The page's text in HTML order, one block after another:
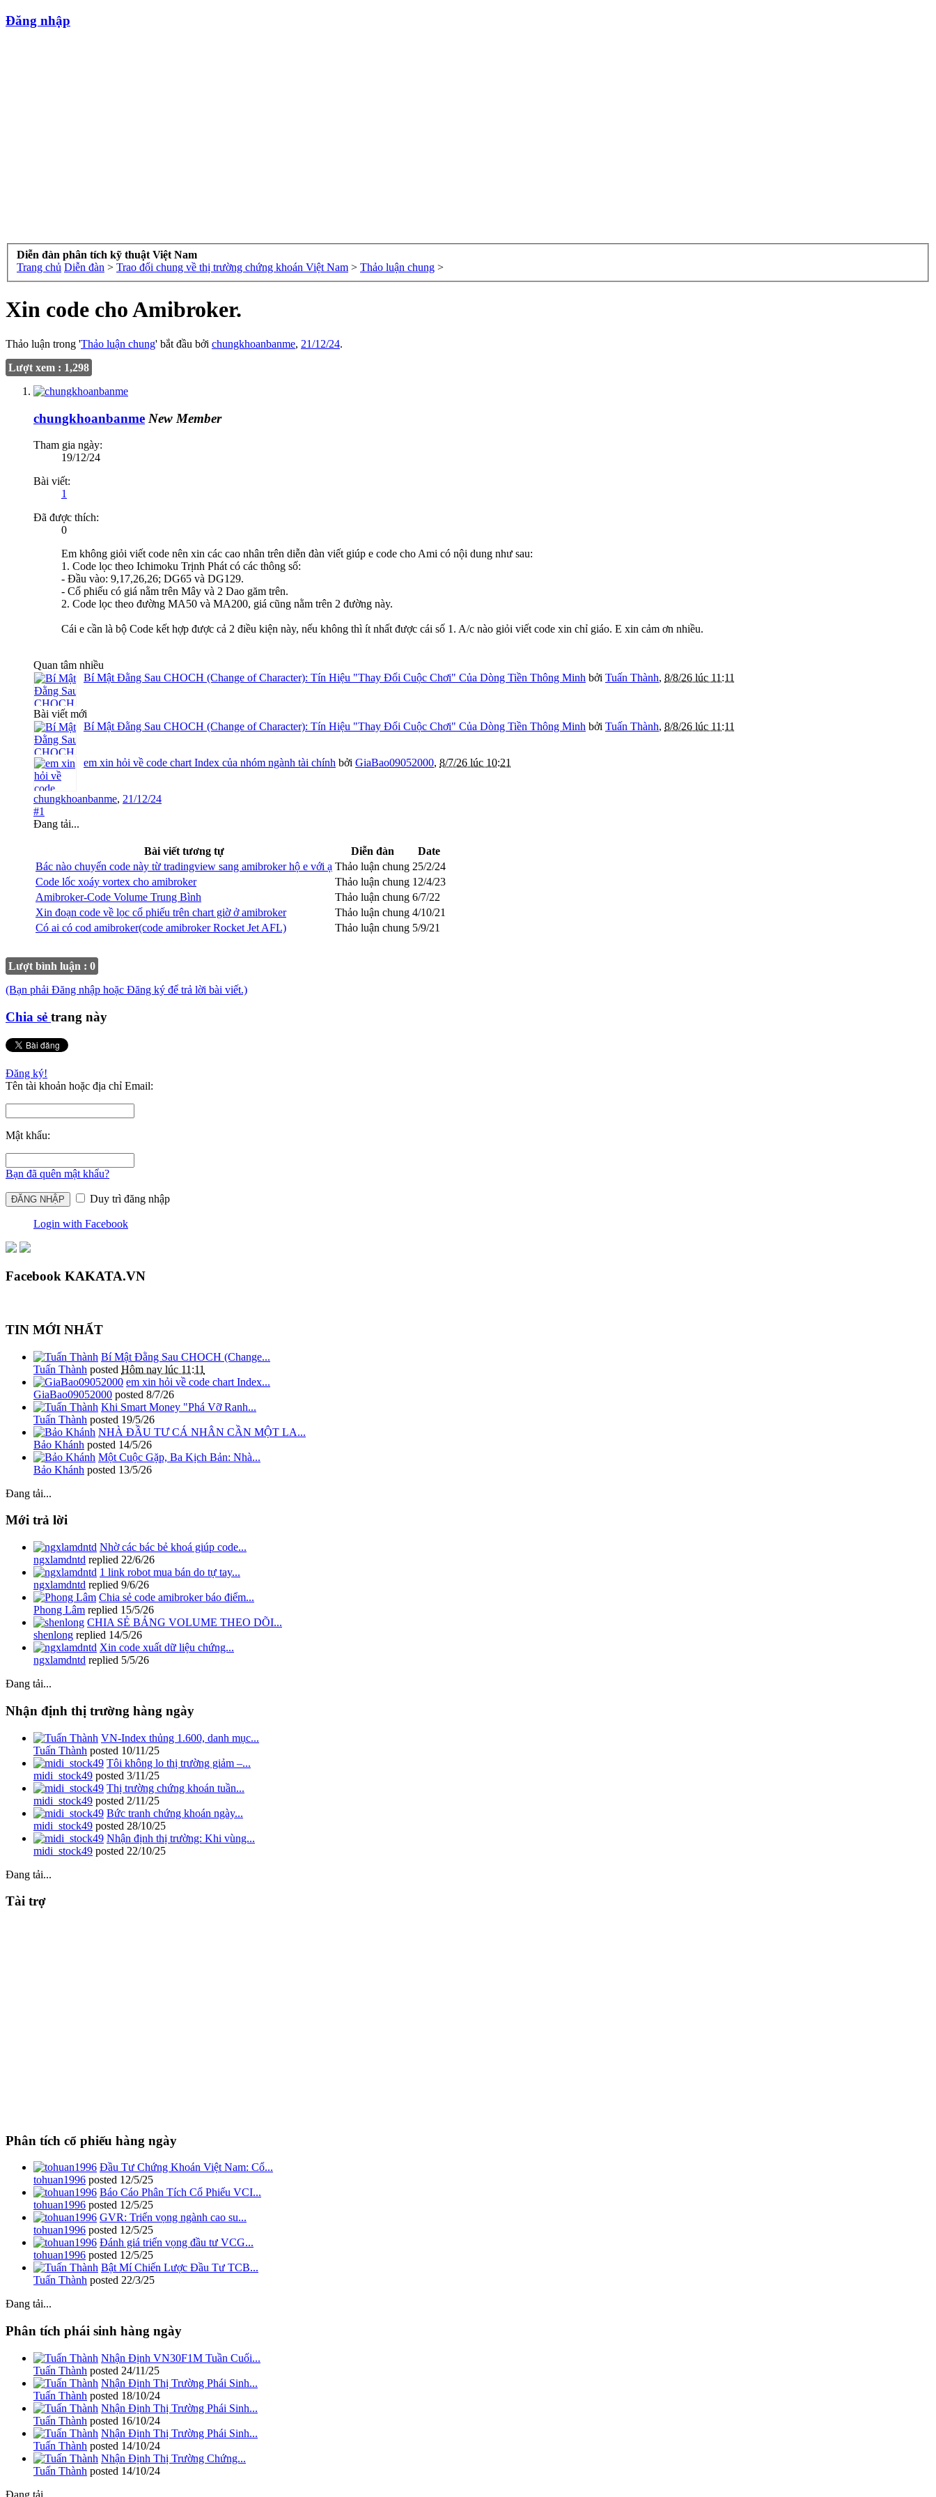
Đăng nhập
Diễn đàn phân tích kỹ thuật Việt Nam
Trang chủ Diễn đàn > Trao đổi chung về thị trường chứng khoán Việt Nam > Thảo luận chung >
Xin code cho Amibroker.
Thảo luận trong 'Thảo luận chung' bắt đầu bởi chungkhoanbanme, 21/12/24.
Lượt xem : 1,298
chungkhoanbanme New Member
Tham gia ngày:
19/12/24
Bài viết:
1
Đã được thích:
0
Em không giỏi viết code nên xin các cao nhân trên diễn đàn viết giúp e code cho Ami có nội dung như sau:
1. Code lọc theo Ichimoku Trịnh Phát có các thông số:
- Đầu vào: 9,17,26,26; DG65 và DG129.
- Cổ phiếu có giá nằm trên Mây và 2 Dao găm trên.
2. Code lọc theo đường MA50 và MA200, giá cũng nằm trên 2 đường này.
Cái e cần là bộ Code kết hợp được cả 2 điều kiện này, nếu không thì ít nhất được cái số 1. A/c nào giỏi viết code xin chỉ giáo. E xin cảm ơn nhiều.
Quan tâm nhiều
Bí Mật Đằng Sau CHOCH (Change of Character): Tín Hiệu "Thay Đổi Cuộc Chơi" Của Dòng Tiền Thông Minh bởi Tuấn Thành, 8/8/26 lúc 11:11
Bài viết mới
Bí Mật Đằng Sau CHOCH (Change of Character): Tín Hiệu "Thay Đổi Cuộc Chơi" Của Dòng Tiền Thông Minh bởi Tuấn Thành, 8/8/26 lúc 11:11
em xin hỏi về code chart Index của nhóm ngành tài chính bởi GiaBao09052000, 8/7/26 lúc 10:21
chungkhoanbanme, 21/12/24
#1
Đang tải...
Bài viết tương tự Diễn đàn
Date
Bác nào chuyển code này từ tradingview sang amibroker hộ e với ạ Thảo luận chung 25/2/24
Code lốc xoáy vortex cho amibroker
Thảo luận chung 12/4/23
Amibroker-Code Volume Trung Bình
Thảo luận chung 6/7/22
Xin đoạn code về lọc cổ phiếu trên chart giờ ở amibroker
Thảo luận chung 4/10/21
Có ai có cod amibroker(code amibroker Rocket Jet AFL)
Thảo luận chung 5/9/21
Lượt bình luận : 0
(Bạn phải Đăng nhập hoặc Đăng ký để trả lời bài viết.)
Chia sẻ trang này
Đăng ký!
Tên tài khoản hoặc địa chỉ Email:
Mật khẩu:
Bạn đã quên mật khẩu?
Duy trì đăng nhập
Login with Facebook
Facebook KAKATA.VN
TIN MỚI NHẤT
Bí Mật Đằng Sau CHOCH (Change...
Tuấn Thành posted Hôm nay lúc 11:11
em xin hỏi về code chart Index...
GiaBao09052000 posted 8/7/26
Khi Smart Money "Phá Vỡ Ranh...
Tuấn Thành posted 19/5/26
NHÀ ĐẦU TƯ CÁ NHÂN CẦN MỘT LA...
Bảo Khánh posted 14/5/26
Một Cuộc Gặp, Ba Kịch Bản: Nhà...
Bảo Khánh posted 13/5/26
Đang tải...
Mới trả lời
Nhờ các bác bẻ khoá giúp code...
ngxlamdntd replied 22/6/26
1 link robot mua bán do tự tay...
ngxlamdntd replied 9/6/26
Chia sẻ code amibroker báo điểm...
Phong Lâm replied 15/5/26
CHIA SẺ BẢNG VOLUME THEO DÕI...
shenlong replied 14/5/26
Xin code xuất dữ liệu chứng...
ngxlamdntd replied 5/5/26
Đang tải...
Nhận định thị trường hàng ngày
VN-Index thủng 1.600, danh mục...
Tuấn Thành posted 10/11/25
Tôi không lo thị trường giảm –...
midi_stock49 posted 3/11/25
Thị trường chứng khoán tuần...
midi_stock49 posted 2/11/25
Bức tranh chứng khoán ngày...
midi_stock49 posted 28/10/25
Nhận định thị trường: Khi vùng...
midi_stock49 posted 22/10/25
Đang tải...
Tài trợ
Phân tích cổ phiếu hàng ngày
Đầu Tư Chứng Khoán Việt Nam: Cổ...
tohuan1996 posted 12/5/25
Báo Cáo Phân Tích Cổ Phiếu VCI...
tohuan1996 posted 12/5/25
GVR: Triển vọng ngành cao su...
tohuan1996 posted 12/5/25
Đánh giá triển vọng đầu tư VCG...
tohuan1996 posted 12/5/25
Bật Mí Chiến Lược Đầu Tư TCB...
Tuấn Thành posted 22/3/25
Đang tải...
Phân tích phái sinh hàng ngày
Nhận Định VN30F1M Tuần Cuối...
Tuấn Thành posted 24/11/25
Nhận Định Thị Trường Phái Sinh...
Tuấn Thành posted 18/10/24
Nhận Định Thị Trường Phái Sinh...
Tuấn Thành posted 16/10/24
Nhận Định Thị Trường Phái Sinh...
Tuấn Thành posted 14/10/24
Nhận Định Thị Trường Chứng...
Tuấn Thành posted 14/10/24
Đang tải...